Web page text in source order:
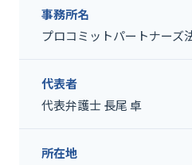
事務所名
プロコミットパートナーズ
代表者
代表弁護士 長尾 卓
所在地